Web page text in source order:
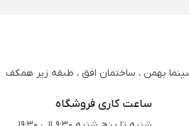
سینما بهمن ، ساختمان افق ، طبقه زیر همکف
ساعت کاری فروشگاه